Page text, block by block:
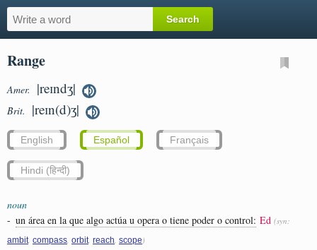
Range
Amer. |reɪndʒ|
Brit. |reɪn(d)ʒ|
English Español Français
Hindi (हिन्दी)
noun
- un área en la que algo actúa u opera o tiene poder o control: Ed (syn:
ambit compass orbit reach scope )